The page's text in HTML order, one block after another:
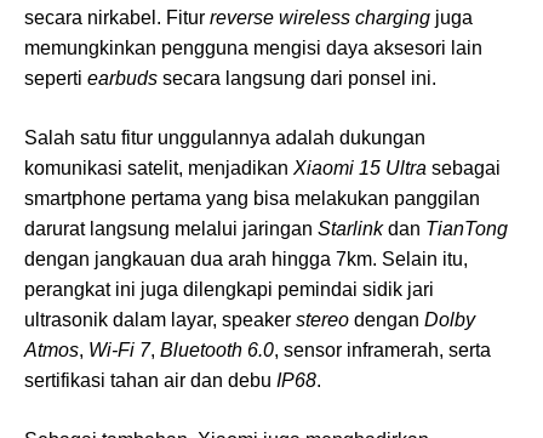
secara nirkabel. Fitur reverse wireless charging juga
memungkinkan pengguna mengisi daya aksesori lain
seperti earbuds secara langsung dari ponsel ini.
Salah satu fitur unggulannya adalah dukungan
komunikasi satelit, menjadikan Xiaomi 15 Ultra sebagai
smartphone pertama yang bisa melakukan panggilan
darurat langsung melalui jaringan Starlinkdan TianTong
dengan jangkauan dua arah hingga 7km. Selain itu,
perangkat ini juga dilengkapi pemindai sidik jari
ultrasonik dalam layar, speaker stereo dengan Dolby
Atmos, Wi-Fi 7, Bluetooth 6.0, sensor inframerah, serta
sertifikasi tahan air dan debu IP68.